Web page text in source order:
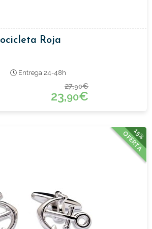
Roja
Entrega 24-48h
27,90€
23,90€
15%
OFERTA